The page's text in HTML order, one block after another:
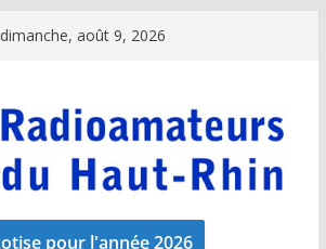
dimanche, août 9, 2026